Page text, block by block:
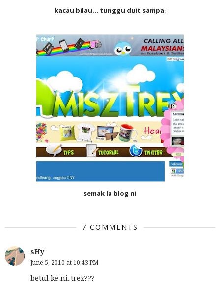
kacau bilau... tunggu duit sampai
semak la blog ni
7 COMMENTS
sHy
June 5, 2010 at 10:43 PM
betul ke ni..trex???